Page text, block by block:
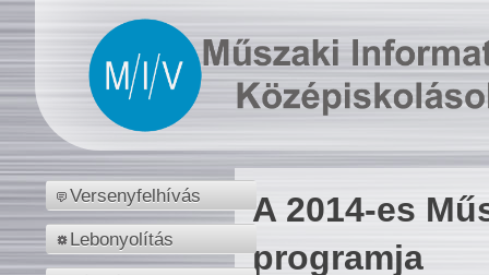
Versenyfelhívás
Lebonyolítás
A 2014-es
programja